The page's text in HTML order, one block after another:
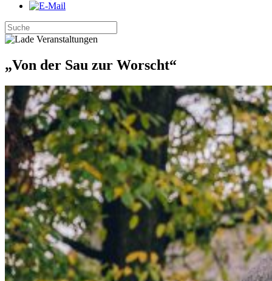
„Von der Sau zur Worscht“